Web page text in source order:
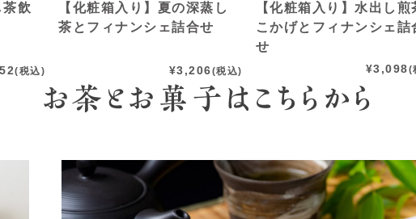
茶飲
(税込)
【化粧箱入り】夏の深蒸し
茶とフィナンシェ詰合せ
¥3,206(税込)
【化粧箱入り】水出し煎
こかげとフィナンシェ詰
せ
¥3,098(
お茶とお菓子はこちらから